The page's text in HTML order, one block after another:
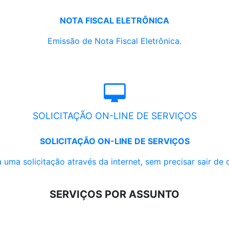
NOTA FISCAL ELETRÔNICA
Emissão de Nota Fiscal Eletrônica.
SOLICITAÇÃO ON-LINE DE SERVIÇOS
SOLICITAÇÃO ON-LINE DE SERVIÇOS
uma solicitação através da internet, sem precisar sair de
SERVIÇOS POR ASSUNTO